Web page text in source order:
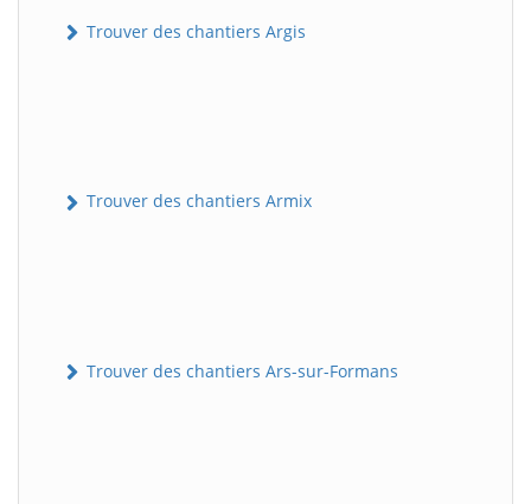
Trouver des chantiers Argis
Trouver des chantiers Armix
Trouver des chantiers Ars-sur-Formans